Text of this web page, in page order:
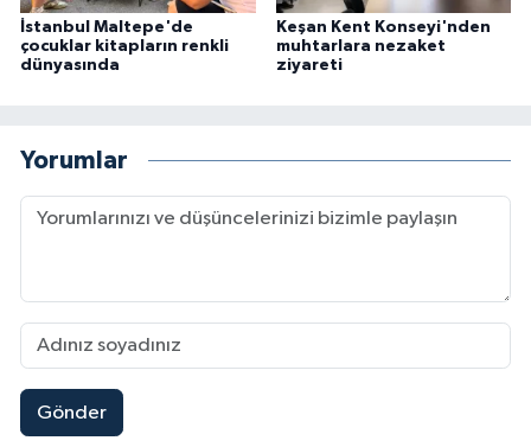
İstanbul Maltepe'de
çocuklar kitapların renkli
dünyasında
Keşan Kent Konseyi'nden
muhtarlara nezaket
ziyareti
Yorumlar
Gönder